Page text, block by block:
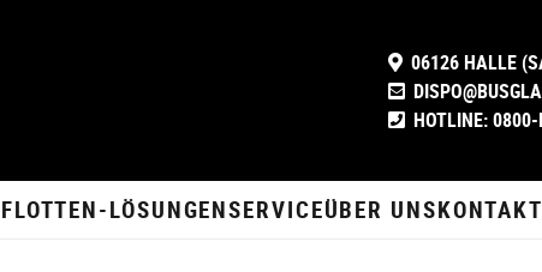
06126 HALLE
HOTLINE:
FLOTTEN-LÖSUNGENSERVICEÜBER UNS